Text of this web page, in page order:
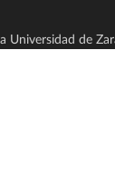
de